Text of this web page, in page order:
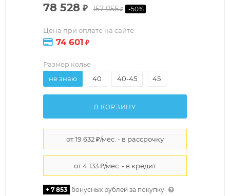
78 528 ₽ 157 056₽ -50%
Цена при оплате на сайте
74 601 ₽
Размер колье
не знаю
40 40-45 45
В КОРЗИНУ
+ 7 853 бонусных рублей за покупку